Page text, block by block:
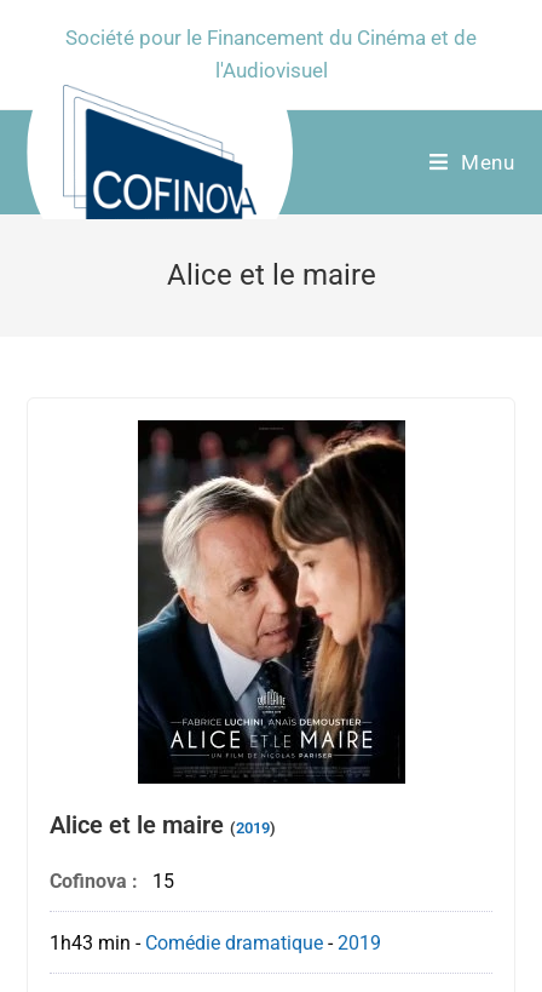
Société pour le Financement du Cinéma et de
l'Audiovisuel
Menu
Alice et le maire
Alice et le maire(2019)
Cofinova : 15
1h43 min - Comédie dramatique -2019